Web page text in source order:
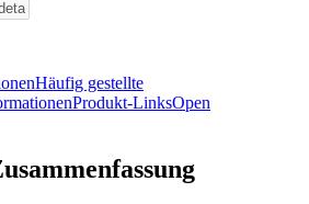
Häufig gestellte
Produkt-LinksOpen